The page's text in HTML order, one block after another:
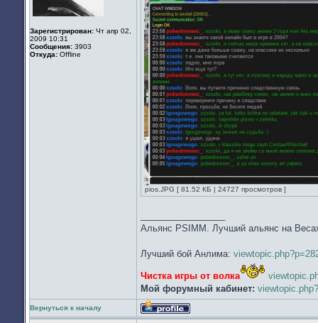
Зарегистрирован: Чт апр 02,
2009 10:31
Сообщения: 3903
Откуда: Offline
pios.JPG [ 81.52 КБ | 24727 просмотров ]
Альянс PSIMM. Лучший альянс на
Лучший бой Анлима:
Чистка игры от волка
Мой форумный кабинет:
Вернуться к началу
Профиль